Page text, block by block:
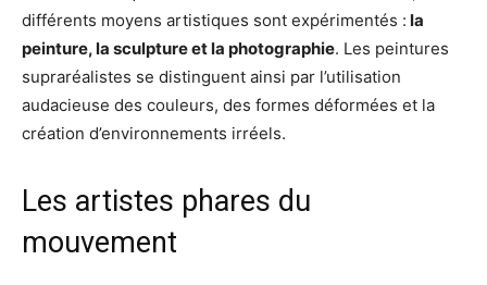
différents moyens artistiques sont expérimentés : la
peinture, la sculpture et la photographie. Les peintures
supraréalistes se distinguent ainsi par l’utilisation
audacieuse des couleurs, des formes déformées et la
création d’environnements irréels.
Les artistes phares du
mouvement